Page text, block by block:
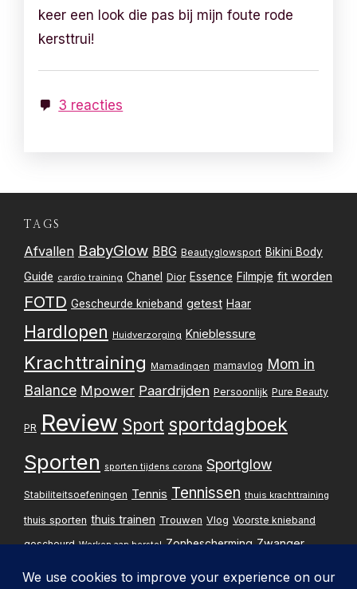
keer een look die pas bij mijn foute rode
kersttrui!
3 reacties
TAGS
Afvallen BabyGlow BBG Beautyglowsport Bikini Body
Guide cardio training Chanel Dior Essence Filmpje fit worden
FOTD Gescheurde knieband getest Haar
Hardlopen Huidverzorging Knieblessure
Krachttraining Mamadingen mamavlog Mom in
Balance Mpower Paardrijden Persoonlijk Pure Beauty
PR Review Sport sportdagboek
Sporten sporten tijdens corona Sportglow
Stabiliteitsoefeningen Tennis Tennissen thuis krachttraining
thuis sporten thuis trainen Trouwen Vlog Voorste knieband
gescheurd Werken aan herstel Zonbescherming Zwanger